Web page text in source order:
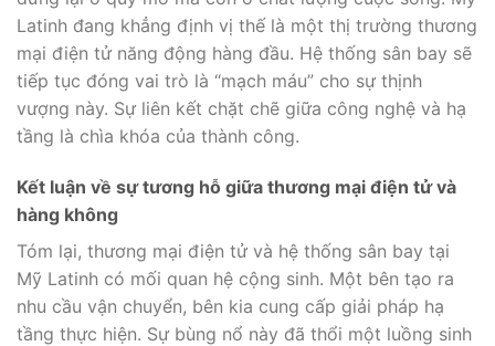
Latinh đang khẳng định vị thế là một thị trường thương
mại điện tử năng động hàng đầu. Hệ thống sân bay sẽ
tiếp tục đóng vai trò là “mạch máu” cho sự thịnh
vượng này. Sự liên kết chặt chẽ giữa công nghệ và hạ
tầng là chìa khóa của thành công.
Kết luận về sự tương hỗ giữa thương mại điện tử và
hàng không
Tóm lại, thương mại điện tử và hệ thống sân bay tại
Mỹ Latinh có mối quan hệ cộng sinh. Một bên tạo ra
nhu cầu vận chuyển, bên kia cung cấp giải pháp hạ
tầng thực hiện. Sự bùng nổ này đã thổi một luồng sinh